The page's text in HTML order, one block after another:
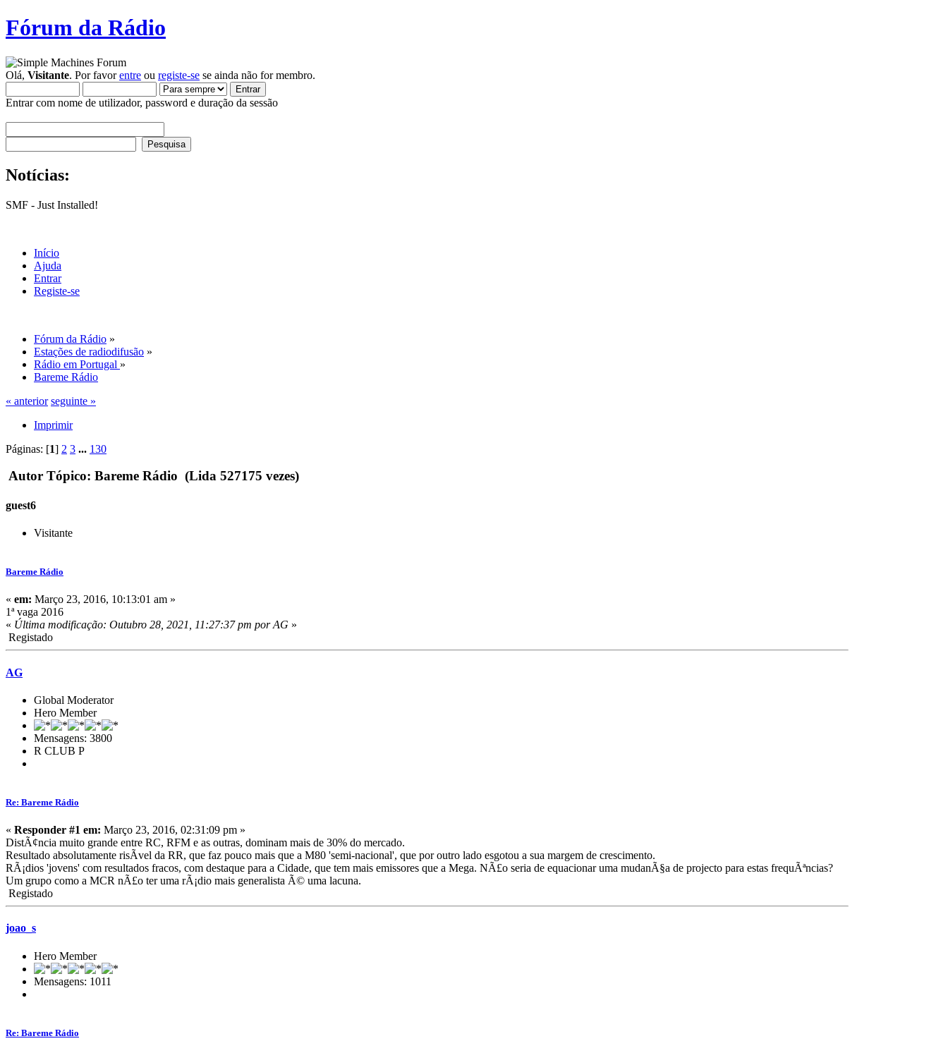
Fórum da Rádio
Olá, Visitante. Por favorentre ou registe-se se ainda não for membro.
Entrar com nome de utilizador, password e duração da sessão
Notícias:
SMF - Just Installed!
Início
Ajuda
Entrar
Registe-se
Fórum da Rádio »
Estações de radiodifusão »
Rádio em Portugal »
Bareme Rádio
« anterior seguinte »
Imprimir
Páginas: [1] 2 3 ... 130
Autor Tópico: Bareme Rádio (Lida 527175 vezes)
guest6
Visitante
Bareme Rádio
« em: Março 23, 2016, 10:13:01 am »
1ª vaga 2016
« Última modificação: Outubro 28, 2021, 11:27:37 pm por AG »
Registado
AG
Global Moderator
Hero Member
Mensagens: 3800
R CLUB P
Re: Bareme Rádio
« Responder #1 em: Março 23, 2016, 02:31:09 pm »
DistÃ¢ncia muito grande entre RC, RFM e as outras, dominam mais de 30% do mercado.
Resultado absolutamente risÃ­vel da RR, que faz pouco mais que a M80 'semi-nacional', que por outro lado esgotou a sua margem de crescimento.
RÃ¡dios 'jovens' com resultados fracos, com destaque para a Cidade, que tem mais emissores que a Mega. NÃ£o seria de equacionar uma mudanÃ§a de projecto para estas frequÃªncias?
Um grupo como a MCR nÃ£o ter uma rÃ¡dio mais generalista Ã© uma lacuna.
Registado
joao_s
Hero Member
Mensagens: 1011
Re: Bareme Rádio